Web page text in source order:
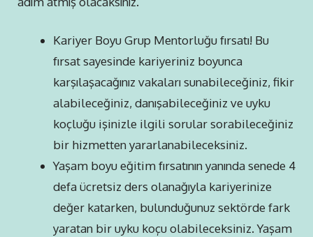
Kariyer Boyu Grup Mentorluğu fırsatı! Bu
fırsat sayesinde kariyeriniz boyunca
karşılaşacağınız vakaları sunabileceğiniz, fikir
alabileceğiniz, danışabileceğiniz ve uyku
koçluğu işinizle ilgili sorular sorabileceğiniz
bir hizmetten yararlanabileceksiniz.
Yaşam boyu eğitim fırsatının yanında senede 4
defa ücretsiz ders olanağıyla kariyerinize
değer katarken, bulunduğunuz sektörde fark
yaratan bir uyku koçu olabileceksiniz. Yaşam